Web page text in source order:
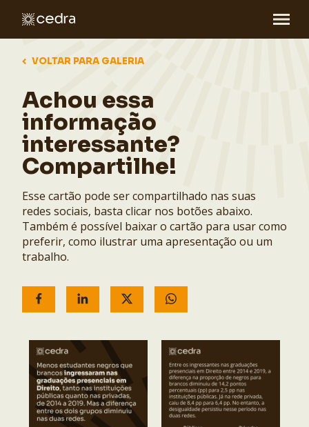
VOLTAR PARA GALERIA
Achou essa
informação
interessante?
Compartilhe!
Esse cartão pode ser compartilhado nas suas
redes sociais, basta clicar nos botões abaixo.
Também é possível baixar o cartão para usar como
preferir, como ilustrar uma apresentação ou um
trabalho.